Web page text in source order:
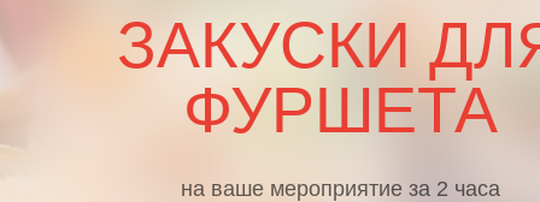
ЗАКУСКИ
ФУРШЕТА
на ваше мероприятие за 2 часа